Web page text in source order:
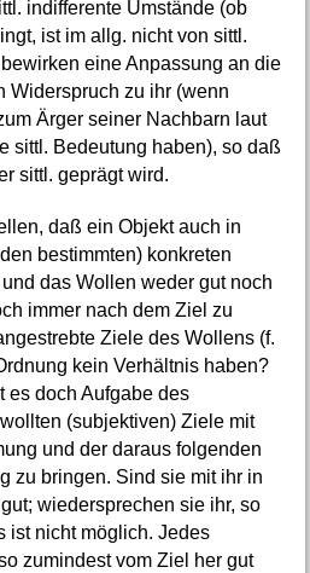
indifferente Umstände (ob
ist im allg. nicht von sittl.
eine Anpassung an die
Widerspruch zu ihr (wenn
Ärger seiner Nachbarn laut
sittl. Bedeutung haben), so daß
sittl. geprägt wird.
daß ein Objekt auch in
bestimmten) konkreten
das Wollen weder gut noch
immer nach dem Ziel zu
Ziele des Wollens (f.
kein Verhältnis haben?
es doch Aufgabe des
(subjektiven) Ziele mit
und der daraus folgenden
zu bringen. Sind sie mit ihr in
wiedersprechen sie ihr, so
ist nicht möglich. Jedes
zumindest vom Ziel her gut